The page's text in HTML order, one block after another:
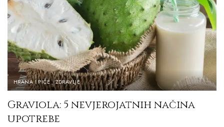
HRANA I PIĆE ZDRAVLJE
Graviola: 5 nevjerojatnih načina
upotrebe